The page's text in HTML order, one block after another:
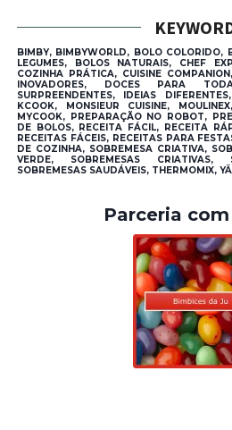
BIMBY, BIMBYWORLD, BOLO COLORIDO,
LEGUMES, BOLOS NATURAIS, CHEF
COZINHA PRÁTICA, CUISINE
INOVADORES, DOCES PARA
SURPREENDENTES, IDEIAS
KCOOK, MONSIEUR CUISINE,
MYCOOK, PREPARAÇÃO NO ROBOT,
DE BOLOS, RECEITA FÁCIL, RECEITA
RECEITAS FÁCEIS, RECEITAS PARA
DE COZINHA, SOBREMESA CRIATIVA,
VERDE, SOBREMESAS CRIATIVAS,
SOBREMESAS SAUDÁVEIS, THERMOMIX,
Parceria